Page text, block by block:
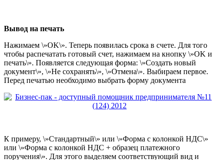
Вывод на печать
Нажимаем \»OK\». Теперь появилась срока в счете. Для того
чтобы распечатать готовый счет, нажимаем на кнопку \»OK и
печать\». Появляется следующая форма: \»Создать новый
документ\», \»Не сохранять\», \»Отмена\». Выбираем первое.
Перед печатью необходимо выбрать форму документа
К примеру, \»Стандартный\» или \»Форма с колонкой НДС\»
или \»Форма с колонкой НДС + образец платежного
поручения\». Для этого выделяем соответствующий вид и